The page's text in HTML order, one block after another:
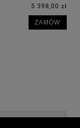
5 398,00 zł
ZAMÓW